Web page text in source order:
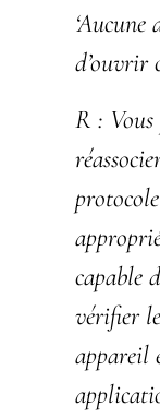
d’ouvrir
R :
capable
vérifier
appareil